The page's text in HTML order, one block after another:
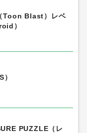
Toon Blast）レベ
）
PUZZLE（レ